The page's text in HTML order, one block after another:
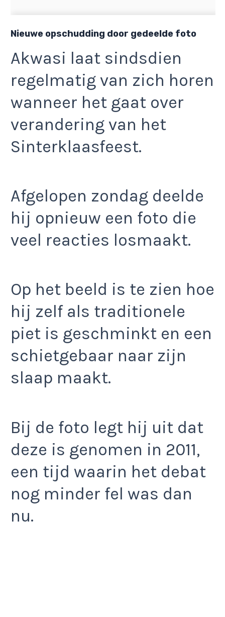
Nieuwe opschudding door gedeelde foto
Akwasi laat sindsdien
regelmatig van zich horen
wanneer het gaat over
verandering van het
Sinterklaasfeest.
Afgelopen zondag deelde
hij opnieuw een foto die
veel reacties losmaakt.
Op het beeld is te zien hoe
hij zelf als traditionele
piet is geschminkt en een
schietgebaar naar zijn
slaap maakt.
Bij de foto legt hij uit dat
deze is genomen in 2011,
een tijd waarin het debat
nog minder fel was dan
nu.